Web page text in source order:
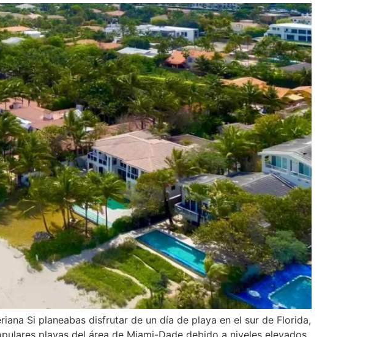
Si planeabas disfrutar de un día de playa en el sur de Florida,
playas del área de Miami-Dade debido a niveles elevados